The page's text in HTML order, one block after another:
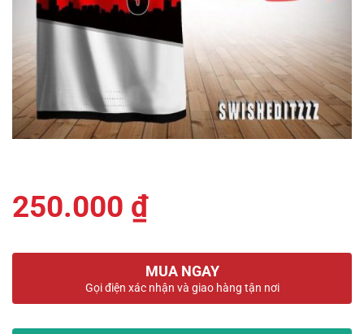
250.000 ₫
MUA NGAY
Gọi điện xác nhận và giao hàng tận nơi